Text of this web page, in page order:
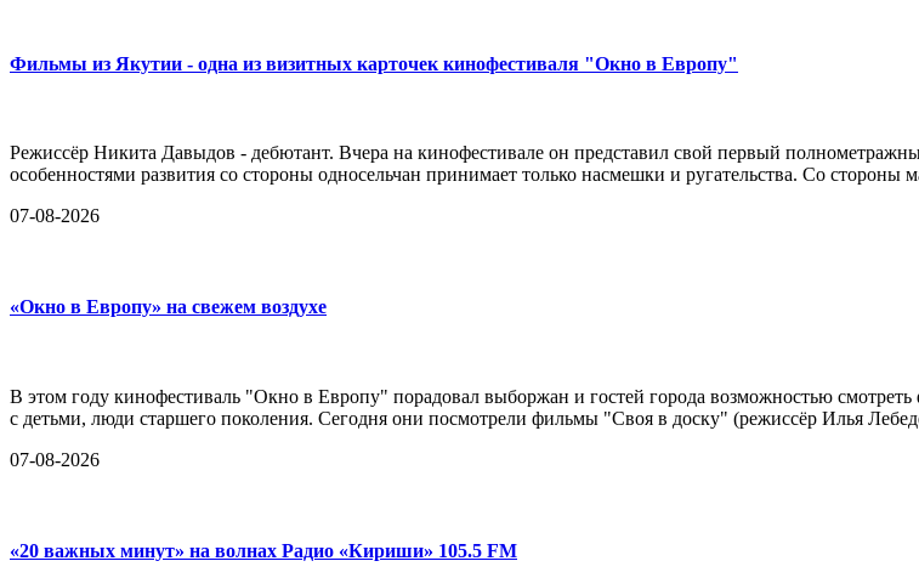
Фильмы из Якутии - одна из визитных карточек кинофестиваля "Окно в Европу"
Режиссёр Никита Давыдов - дебютант. Вчера на кинофестивале он представил свой первый
особенностями развития со стороны односельчан принимает только насмешки и ругательства. Со стороны
07-08-2026
«Окно в Европу» на свежем воздухе
В этом году кинофестиваль "Окно в Европу" порадовал выборжан и гостей города возможностью
с детьми, люди старшего поколения. Сегодня они посмотрели фильмы "Своя в доску" (режиссёр Илья
07-08-2026
«20 важных минут» на волнах Радио «Кириши» 105.5 FM